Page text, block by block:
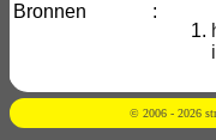
Bronnen
:
© 2006 - 2026